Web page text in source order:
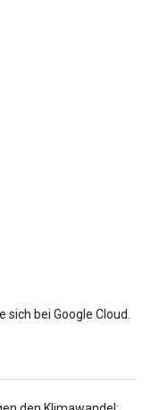
bei Google Cloud.